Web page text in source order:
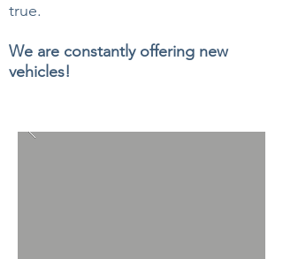
true.
We are constantly offering new
vehicles!